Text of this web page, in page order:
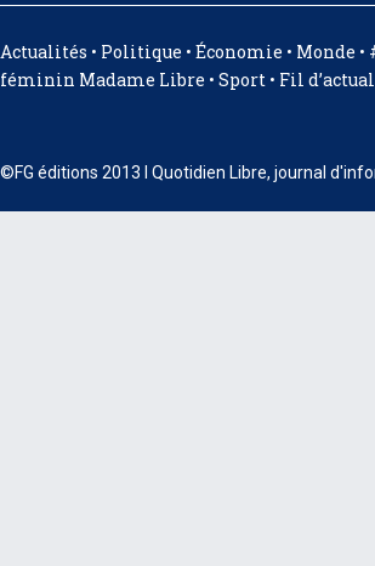
Actualités • Politique • Économie • Monde •
féminin Madame Libre • Sport • Fil
©FG éditions 2013 I Quotidien Libre, journal